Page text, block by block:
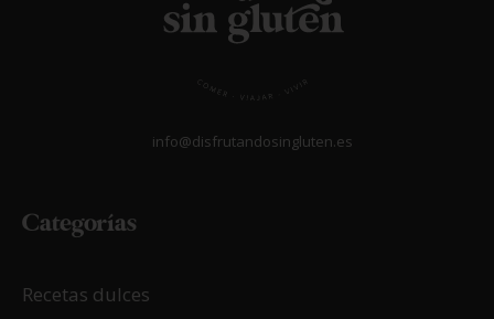
info@disfrutandosingluten.es
Categorías
Recetas dulces